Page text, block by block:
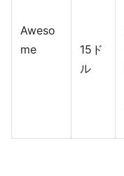
Aweso
me
15ド
ル